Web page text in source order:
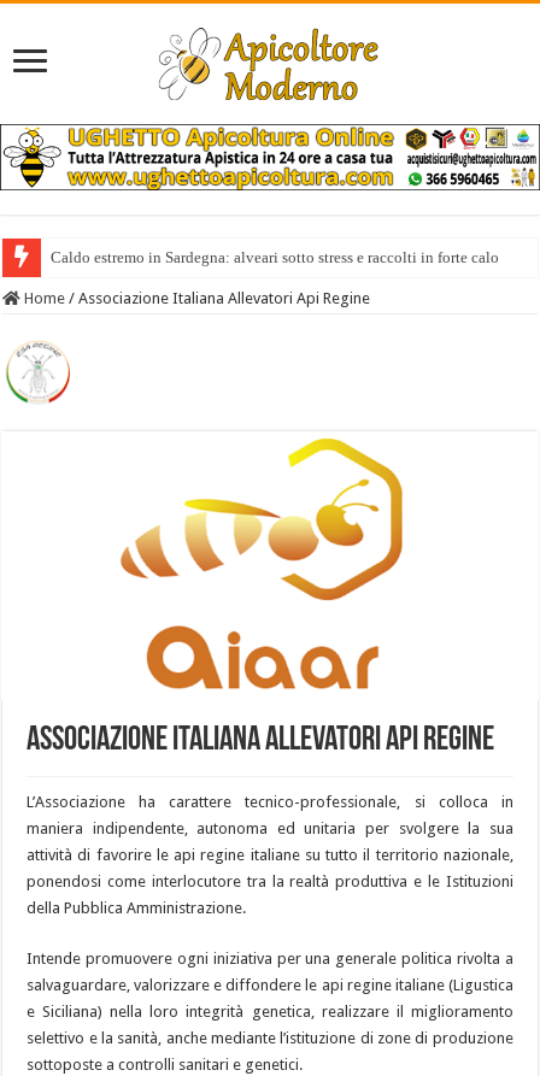
Caldo estremo in Sardegna: alveari sotto stress e raccolti in forte calo
Home / Associazione Italiana Allevatori Api Regine
Associazione Italiana Allevatori Api Regine
L’Associazione ha carattere tecnico-professionale, si colloca in
maniera indipendente, autonoma ed unitaria per svolgere la sua
attività di favorire le api regine italiane su tutto il territorio nazionale,
ponendosi come interlocutore tra la realtà produttiva e le Istituzioni
della Pubblica Amministrazione.
Intende promuovere ogni iniziativa per una generale politica rivolta a
salvaguardare, valorizzare e diffondere le api regine italiane (Ligustica
e Siciliana) nella loro integrità genetica, realizzare il miglioramento
selettivo e la sanità, anche mediante l’istituzione di zone di produzione
sottoposte a controlli sanitari e genetici.